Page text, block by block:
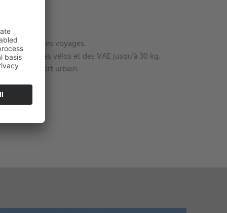
et les voyages.
des vélos et des VAE jusqu’à 30 kg.
du transport urbain.